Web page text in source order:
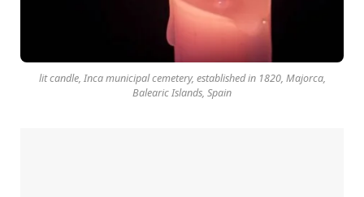
lit candle, Inca municipal cemetery, established in 1820, Majorca,
Balearic Islands, Spain